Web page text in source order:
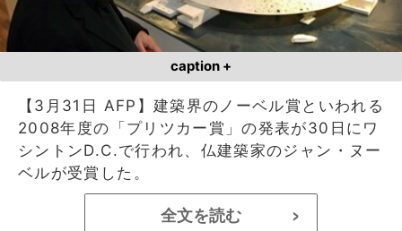
caption +
【3月31日 AFP】建築界のノーベル賞といわれる
2008年度の「プリツカー賞」の発表が30日にワ
シントンD.C.で行われ、仏建築家のジャン・ヌー
ベルが受賞した。
全文を読む >